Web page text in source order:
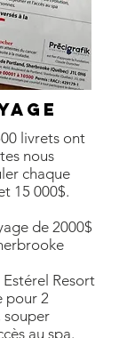
livrets ont
nous
chaque
15 000$.
de 2000$
Resort
pour 2
souper
au spa.